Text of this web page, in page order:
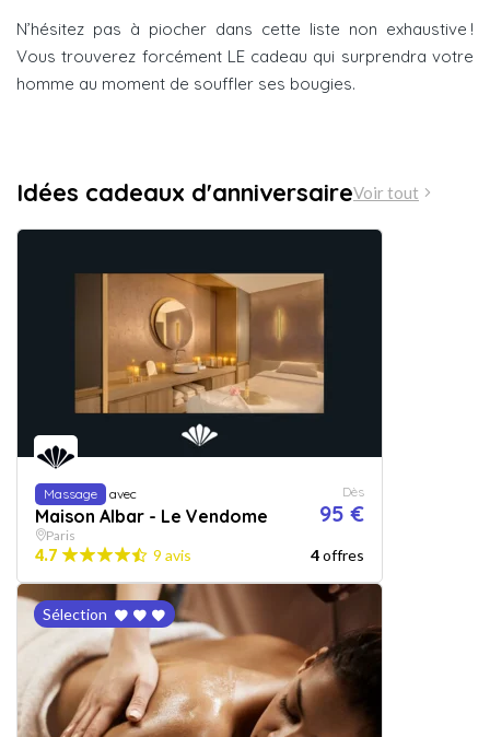
N’hésitez pas à piocher dans cette liste non exhaustive !
Vous trouverez forcément LE cadeau qui surprendra votre
homme au moment de souffler ses bougies.
Idées cadeaux d'anniversaireVoir tout
Massage avec
Maison Albar - Le Vendome
Dès
95 €
Paris
4.7 9 avis 4offres
Sélection